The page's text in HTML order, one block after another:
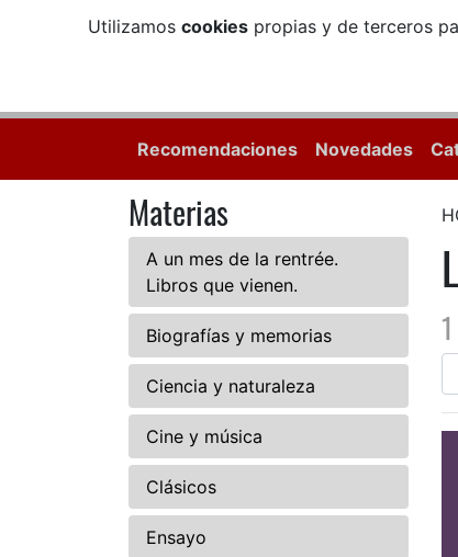
Utilizamos cookiespropias y de terceros
Recomendaciones Novedades
Materias
A un mes de la rentrée.
Libros que vienen.
Biografías y memorias
Ciencia y naturaleza
Cine y música
Clásicos
Ensayo